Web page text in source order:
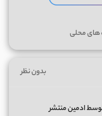
های محلی
بدون نظر
ادمین منتشر